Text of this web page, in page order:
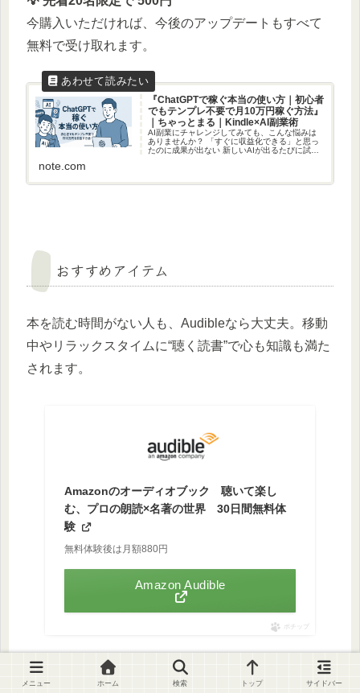
今購入いただければ、今後のアップデートもすべて
無料で受け取れます。
『ChatGPTで稼ぐ本当の使い方｜初心者
でもテンプレ不要で月10万円稼ぐ方法』
｜ちゃっとまる｜Kindle×AI副業術
AI副業にチャレンジしてみても、こんな悩みは
ありませんか？ 「すぐに収益化できる」と思っ
たのに成果が出ない 新しいAIが出るたびに試す
note.com
おすすめアイテム
本を読む時間がない人も、Audibleなら大丈夫。移動
中やリラックスタイムに“聴く読書”で心も知識も満た
されます。
Amazonのオーディオブック 聴いて楽し
む、プロの朗読×名著の世界 30日間無料体
験
無料体験後は月額880円
Amazon Audible
ポチップ
メニュー ホーム 検索 トップ サイドバー